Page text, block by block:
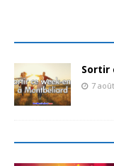
Sortir
7